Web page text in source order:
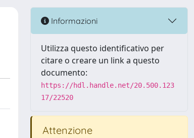
Informazioni
Utilizza questo identificativo per
citare o creare un link a questo
documento:
https://hdl.handle.net/20.500.123
17/22520
Attenzione